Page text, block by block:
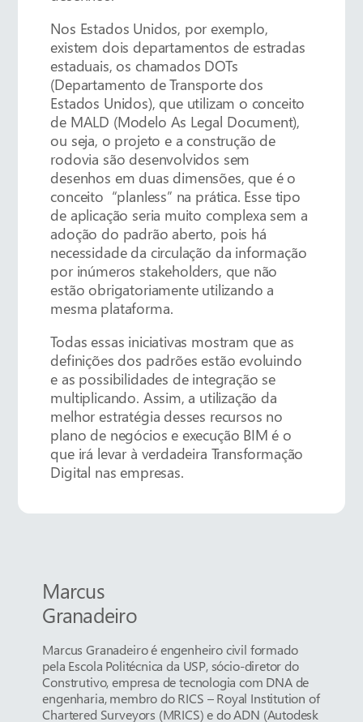
Nos Estados Unidos, por exemplo,
existem dois departamentos de estradas
estaduais, os chamados DOTs
(Departamento de Transporte dos
Estados Unidos), que utilizam o conceito
de MALD (Modelo As Legal Document),
ou seja, o projeto e a construção de
rodovia são desenvolvidos sem
desenhos em duas dimensões, que é o
conceito “planless” na prática. Esse tipo
de aplicação seria muito complexa sem a
adoção do padrão aberto, pois há
necessidade da circulação da informação
por inúmeros stakeholders, que não
estão obrigatoriamente utilizando a
mesma plataforma.
Todas essas iniciativas mostram que as
definições dos padrões estão evoluindo
e as possibilidades de integração se
multiplicando. Assim, a utilização da
melhor estratégia desses recursos no
plano de negócios e execução BIM é o
que irá levar à verdadeira Transformação
Digital nas empresas.
Marcus
Granadeiro
Marcus Granadeiro é engenheiro civil formado
pela Escola Politécnica da USP, sócio-diretor do
Construtivo, empresa de tecnologia com DNA de
engenharia, membro do RICS – Royal Institution of
Chartered Surveyors (MRICS) e do ADN (Autodesk